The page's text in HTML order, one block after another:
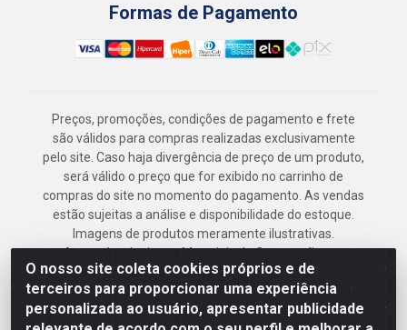
O nosso site coleta cookies próprios e de
terceiros para proporcionar uma experiência
personalizada ao usuário, apresentar publicidade
Formas de Pagamento
Preços, promoções, condições de pagamento e frete
são válidos para compras realizadas exclusivamente
pelo site. Caso haja divergência de preço de um produto,
será válido o preço que for exibido no carrinho de
compras do site no momento do pagamento. As vendas
estão sujeitas a análise e disponibilidade do estoque.
Imagens de produtos meramente ilustrativas.
Armazém Jenipapo Materiais de Construção em
Geral LTDA - Rua das Flores, 2691 - Guabiraba,
Recife/PE - CEP 52.291-630 - CNPJ
41.097.379/0001-